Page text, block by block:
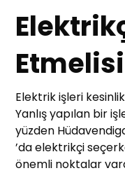
Elektrik işleri
Yanlış yapılan bir
yüzden
’da elektrikçi
önemli noktalar